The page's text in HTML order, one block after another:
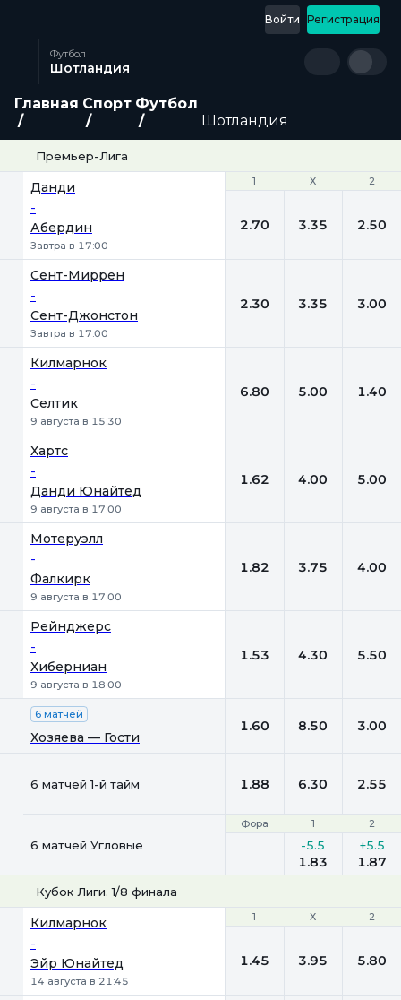
Регистрация
Войти
Футбол
Шотландия
Главная Спорт Футбол
Шотландия
Премьер-Лига
1 Х 2
Данди
-
Абердин
Завтра в 17:00
1 Х 2
2.70 3.35 2.50
Сент-Миррен
-
Сент-Джонстон
Завтра в 17:00
2.30 3.35 3.00
Килмарнок
-
Селтик
9 августа в 15:30
6.80 5.00 1.40
Хартс
-
Данди Юнайтед
9 августа в 17:00
1.62 4.00 5.00
Мотеруэлл
-
Фалкирк
9 августа в 17:00
1.82 3.75 4.00
Рейнджерс
-
Хиберниан
9 августа в 18:00
1.53 4.30 5.50
6 матчей
Хозяева — Гости
1.60 8.50 3.00
6 матчей 1-й тайм 1.88 6.30 2.55
Фора 1 2
6 матчей Угловые
Фора 1 2
-5.5
1.83
+5.5
1.87
Кубок Лиги. 1/8 финала
1 Х 2
Килмарнок
-
Эйр Юнайтед
14 августа в 21:45
1 Х 2
1.45 3.95 5.80